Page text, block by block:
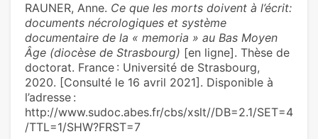
RAUNER, Anne. Ce que les morts doivent à l’écrit:
documents nécrologiques et système
documentaire de la « memoria » au Bas Moyen
Âge (diocèse de Strasbourg) [en ligne]. Thèse de
doctorat. France : Université de Strasbourg,
2020. [Consulté le 16 avril 2021]. Disponible à
l’adresse :
http://www.sudoc.abes.fr/cbs/xslt//DB=2.1/SET=4
/TTL=1/SHW?FRST=7